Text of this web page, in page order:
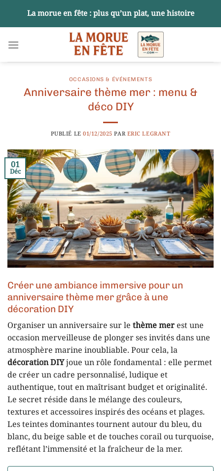
contenu
La morue en fête : plus qu’un plat, une histoire
OCCASIONS & ÉVÉNEMENTS
Anniversaire thème mer : menu &
déco DIY
PUBLIÉ LE01/12/2025 PAR ERIC LEGRANT
01
Déc
Créer une ambiance immersive pour un
anniversaire thème mer grâce à une
décoration DIY
Organiser un anniversaire sur le thème merest une
occasion merveilleuse de plonger ses invités dans une
atmosphère marine inoubliable. Pour cela, la
décoration DIYjoue un rôle fondamental : elle permet
de créer un cadre personnalisé, ludique et
authentique, tout en maîtrisant budget et originalité.
Le secret réside dans le mélange des couleurs,
textures et accessoires inspirés des océans et plages.
Les teintes dominantes tournent autour du bleu, du
blanc, du beige sable et de touches corail ou turquoise,
reflétant l’immensité et la fraîcheur de la mer.